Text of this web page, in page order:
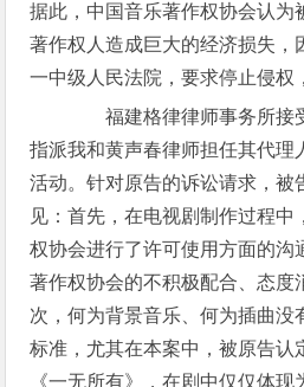
据此，中国音乐著作权协会认为
著作权人造成巨大的经济损失，
一中级人民法院，要求停止侵权
福建格律律师事务所接受
指派我和黄声春律师担任其代理
活动。针对原告的诉讼请求，被
见：首先，在电视剧制作过程中
权协会进行了许可使用方面的沟
著作权协会的不积极配合、态度
次，何为背景音乐、何为插曲没
标准，尤其在本案中，被原告认
《一无所有》，在剧中仅仅体现